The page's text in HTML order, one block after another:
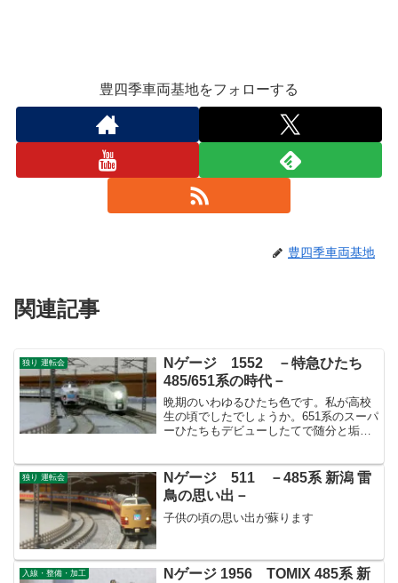
豊四季車両基地をフォローする
豊四季車両基地
関連記事
独り 運転会
Nゲージ 1552 －特急ひたち
485/651系の時代－
晩期のいわゆるひたち色です。私が高校
生の頃でしたでしょうか。651系のスーパ
ーひたちもデビューしたてで随分と垢抜
独り 運転会
Nゲージ 511 －485系 新潟 雷
鳥の思い出－
子供の頃の思い出が蘇ります
入線・整備・加工
Nゲージ 1956 TOMIX 485系 新